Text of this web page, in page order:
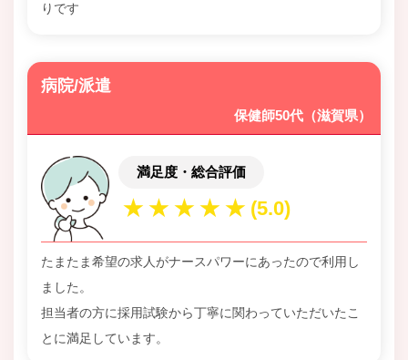
りです
病院/派遣
保健師50代（滋賀県）
満足度・総合評価
たまたま希望の求人がナースパワーにあったので利用し
ました。
担当者の方に採用試験から丁寧に関わっていただいたこ
とに満足しています。